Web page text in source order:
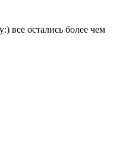
все остались более чем